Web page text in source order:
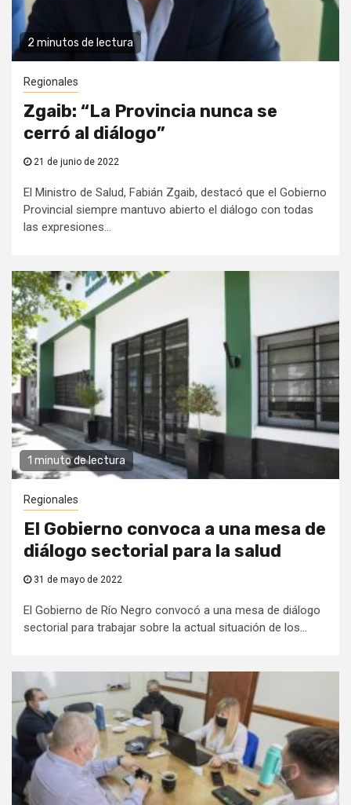
2 minutos de lectura
Regionales
Zgaib: “La Provincia nunca se
cerró al diálogo”
21 de junio de 2022
El Ministro de Salud, Fabián Zgaib, destacó que el Gobierno
Provincial siempre mantuvo abierto el diálogo con todas
las expresiones...
1 minuto de lectura
Regionales
El Gobierno convoca a una mesa de
diálogo sectorial para la salud
31 de mayo de 2022
El Gobierno de Río Negro convocó a una mesa de diálogo
sectorial para trabajar sobre la actual situación de los...